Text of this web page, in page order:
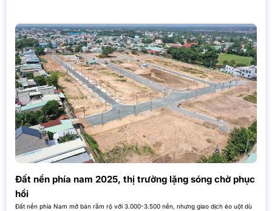
Đất nền phía nam 2025, thị trường lặng sóng chờ phục
hồi
Đất nền phía Nam mở bán rầm rộ với 3.000-3.500 nền, nhưng giao dịch èo uột dù